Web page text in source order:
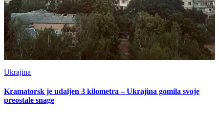
Ukrajina
Kramatorsk je udaljen 3 kilometra – Ukrajina gomila svoje
preostale snage